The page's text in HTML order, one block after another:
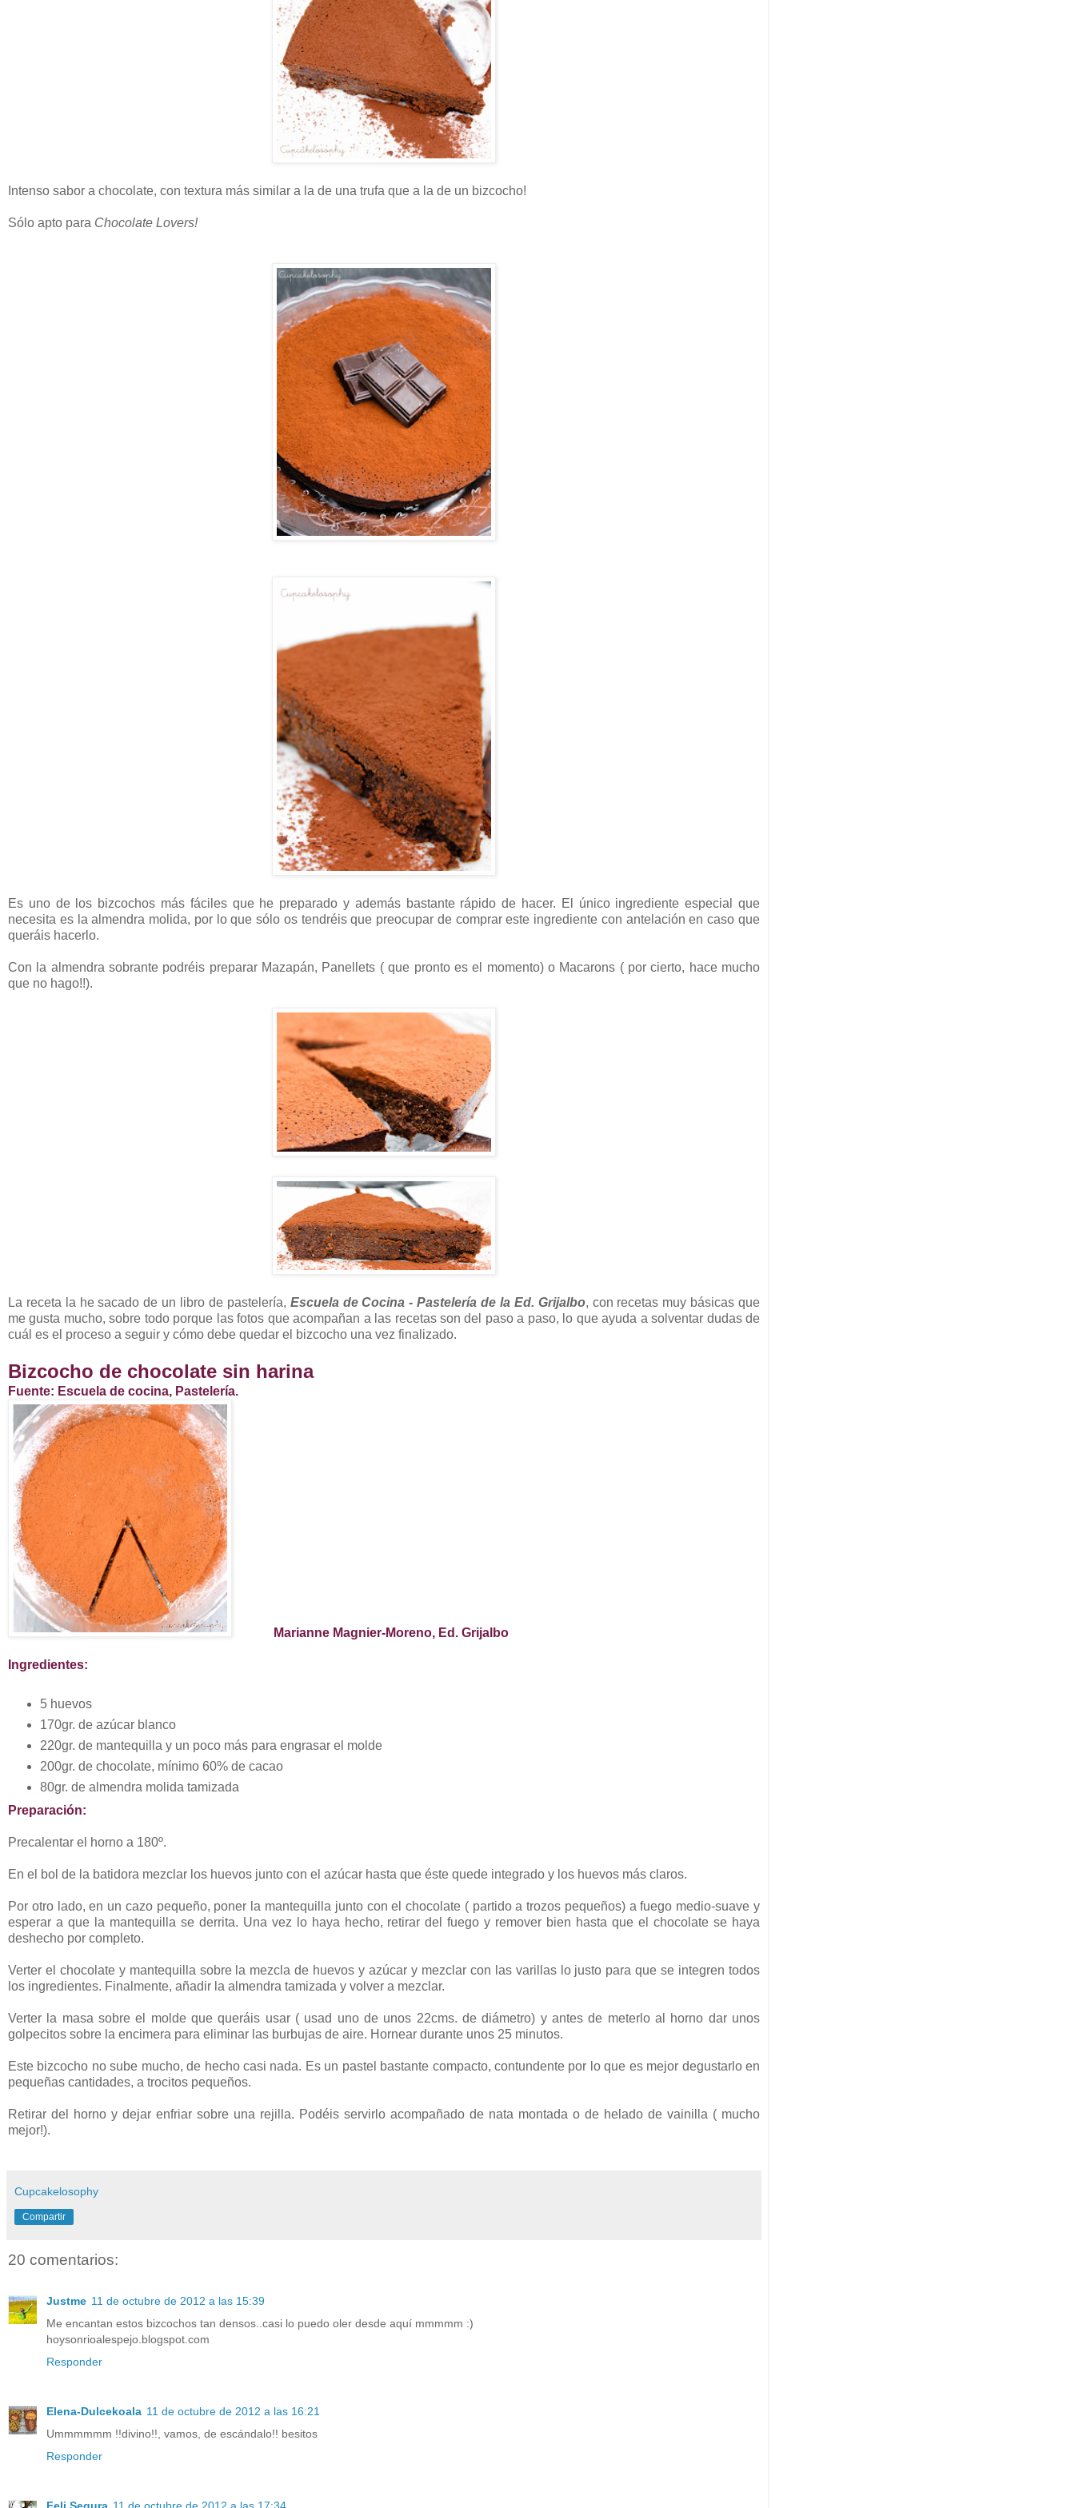
Intenso sabor a chocolate, con textura más similar a la de una trufa que a la de un bizcocho!
Sólo apto para Chocolate Lovers!
Es uno de los bizcochos más fáciles que he preparado y además bastante rápido de hacer. El único ingrediente especial que
necesita es la almendra molida, por lo que sólo os tendréis que preocupar de comprar este ingrediente con antelación en caso que
queráis hacerlo.
Con la almendra sobrante podréis preparar Mazapán, Panellets ( que pronto es el momento) o Macarons ( por cierto, hace mucho
que no hago!!).
La receta la he sacado de un libro de pastelería, Escuela de Cocina - Pastelería de la Ed. Grijalbo, con recetas muy básicas que
me gusta mucho, sobre todo porque las fotos que acompañan a las recetas son del paso a paso, lo que ayuda a solventar dudas de
cuál es el proceso a seguir y cómo debe quedar el bizcocho una vez finalizado.
Bizcocho de chocolate sin harina
Fuente: Escuela de cocina, Pastelería.
Marianne Magnier-Moreno, Ed. Grijalbo
Ingredientes:
5 huevos
170gr. de azúcar blanco
220gr. de mantequilla y un poco más para engrasar el molde
200gr. de chocolate, mínimo 60% de cacao
80gr. de almendra molida tamizada
Preparación:
Precalentar el horno a 180º.
En el bol de la batidora mezclar los huevos junto con el azúcar hasta que éste quede integrado y los huevos más claros.
Por otro lado, en un cazo pequeño, poner la mantequilla junto con el chocolate ( partido a trozos pequeños) a fuego medio-suave y
esperar a que la mantequilla se derrita. Una vez lo haya hecho, retirar del fuego y remover bien hasta que el chocolate se haya
deshecho por completo.
Verter el chocolate y mantequilla sobre la mezcla de huevos y azúcar y mezclar con las varillas lo justo para que se integren todos
los ingredientes. Finalmente, añadir la almendra tamizada y volver a mezclar.
Verter la masa sobre el molde que queráis usar ( usad uno de unos 22cms. de diámetro) y antes de meterlo al horno dar unos
golpecitos sobre la encimera para eliminar las burbujas de aire. Hornear durante unos 25 minutos.
Este bizcocho no sube mucho, de hecho casi nada. Es un pastel bastante compacto, contundente por lo que es mejor degustarlo en
pequeñas cantidades, a trocitos pequeños.
Retirar del horno y dejar enfriar sobre una rejilla. Podéis servirlo acompañado de nata montada o de helado de vainilla ( mucho
mejor!).
Cupcakelosophy
Compartir
20 comentarios:
Justme 11 de octubre de 2012 a las 15:39
Me encantan estos bizcochos tan densos..casi lo puedo oler desde aquí mmmmm :)
hoysonrioalespejo.blogspot.com
Responder
Elena-Dulcekoala 11 de octubre de 2012 a las 16:21
Ummmmmm !!divino!!, vamos, de escándalo!! besitos
Responder